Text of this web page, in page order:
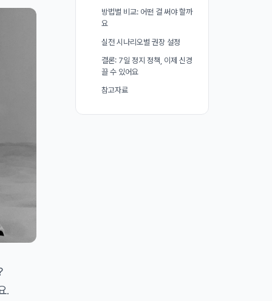
.
방법별 비교: 어떤 걸 써야 할까
요
실전 시나리오별 권장 설정
결론: 7일 정지 정책, 이제 신경
끌 수 있어요
참고자료